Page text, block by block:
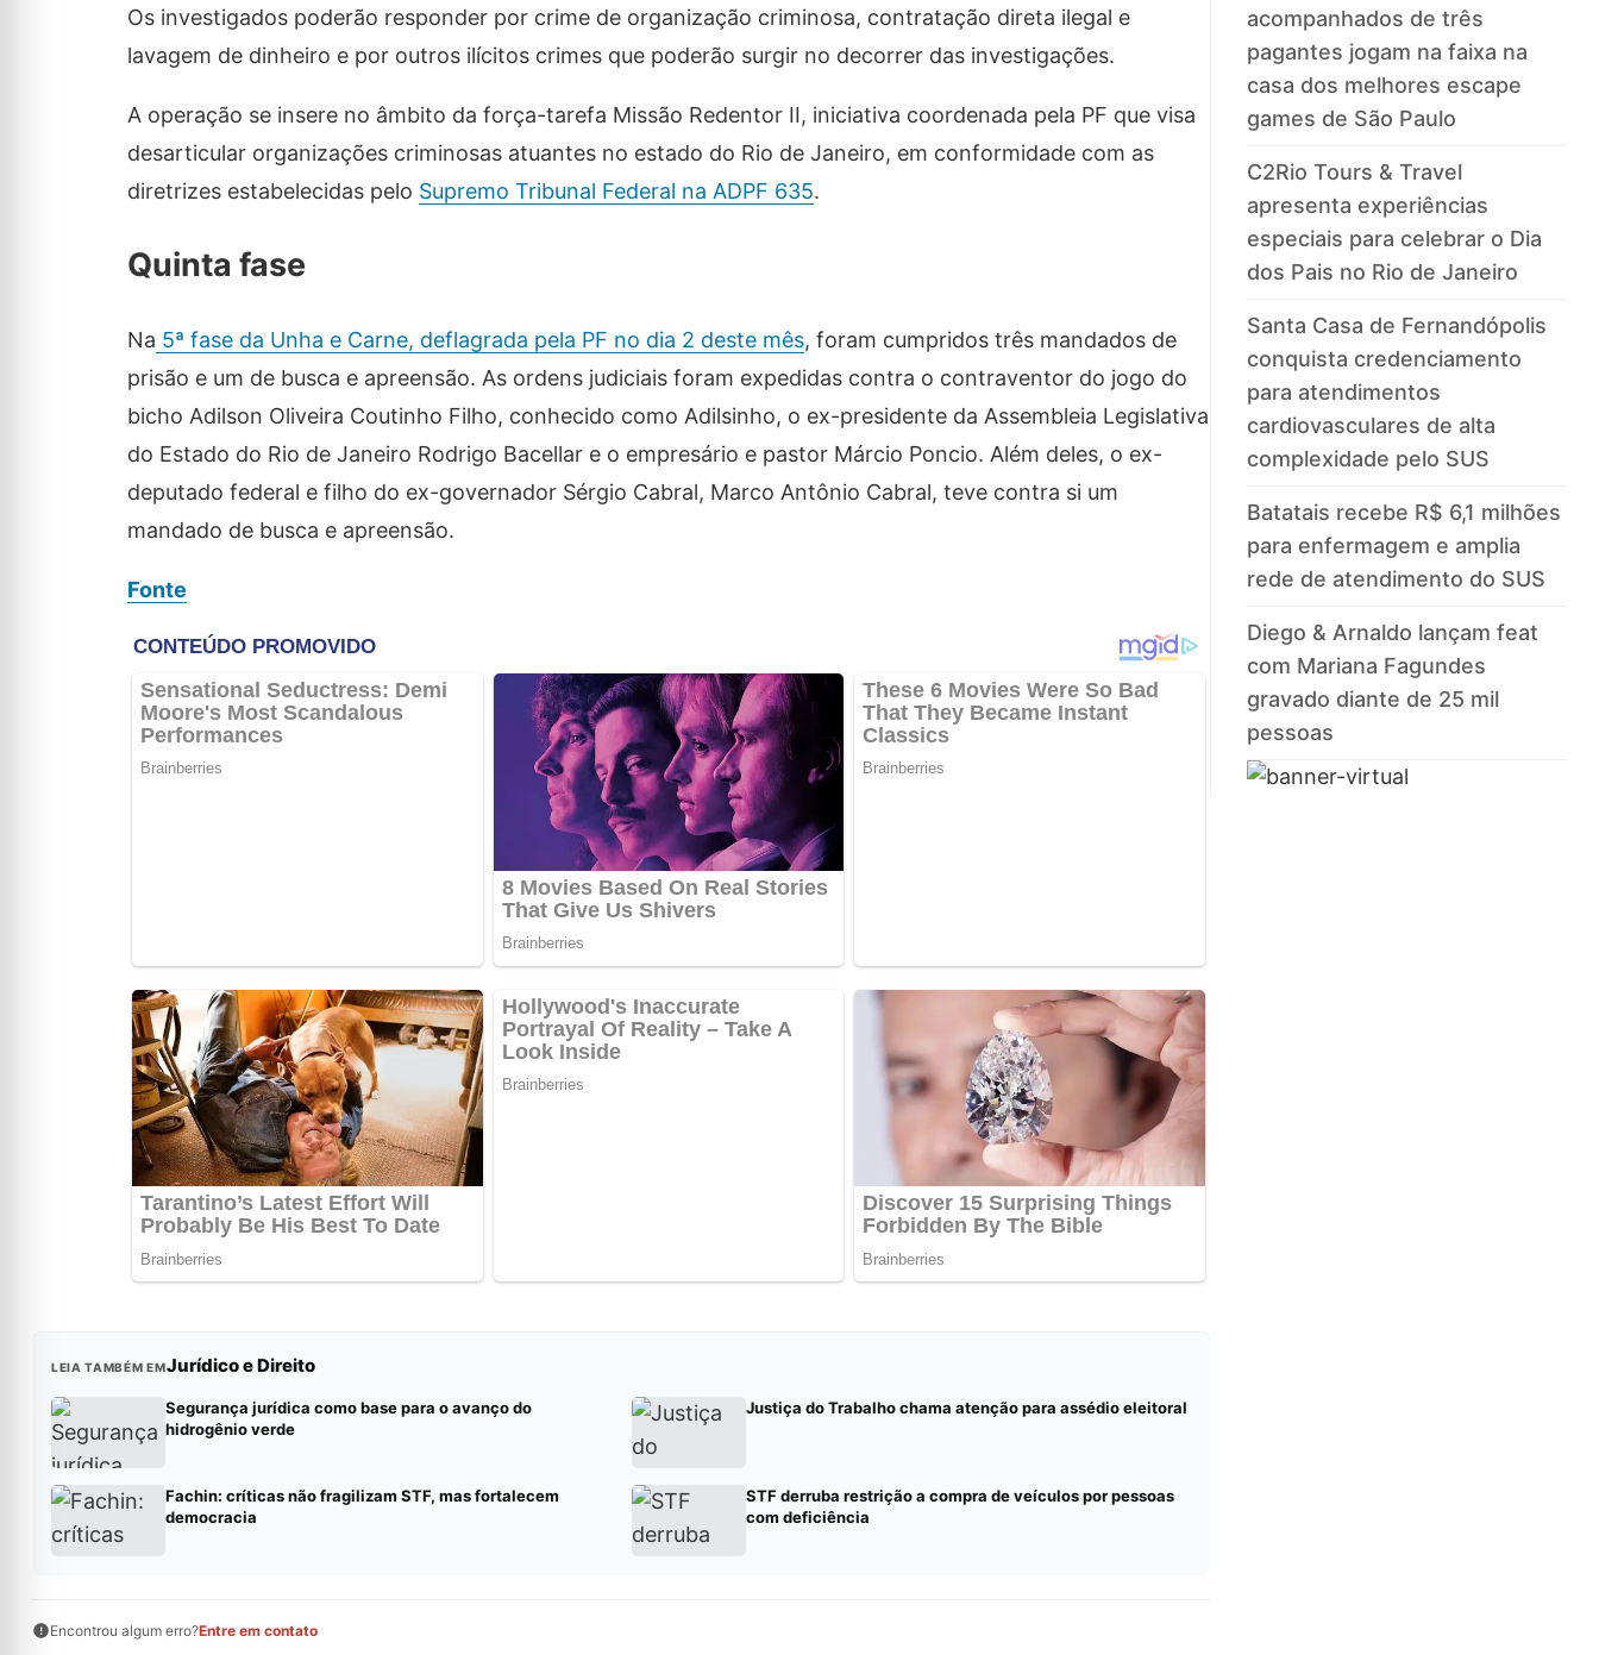
Os investigados poderão responder por crime de organização criminosa, contratação direta ilegal e
lavagem de dinheiro e por outros ilícitos crimes que poderão surgir no decorrer das investigações.
A operação se insere no âmbito da força-tarefa Missão Redentor II, iniciativa coordenada pela PF que visa
desarticular organizações criminosas atuantes no estado do Rio de Janeiro, em conformidade com as
diretrizes estabelecidas pelo Supremo Tribunal Federal na ADPF 635.
Quinta fase
Na 5ª fase da Unha e Carne, deflagrada pela PF no dia 2 deste mês, foram cumpridos três mandados de
prisão e um de busca e apreensão. As ordens judiciais foram expedidas contra o contraventor do jogo do
bicho Adilson Oliveira Coutinho Filho, conhecido como Adilsinho, o ex-presidente da Assembleia Legislativa
do Estado do Rio de Janeiro Rodrigo Bacellar e o empresário e pastor Márcio Poncio. Além deles, o ex-
deputado federal e filho do ex-governador Sérgio Cabral, Marco Antônio Cabral, teve contra si um
mandado de busca e apreensão.
Fonte
LEIA TAMBÉM EMJurídico e Direito
Segurança jurídica como base para o avanço do
hidrogênio verde
Justiça do Trabalho chama atenção para assédio eleitoral
Fachin: críticas não fragilizam STF, mas fortalecem
democracia
STF derruba restrição a compra de veículos por pessoas
com deficiência
Encontrou algum erro?Entre em contato
acompanhados de três
pagantes jogam na faixa na
casa dos melhores escape
games de São Paulo
C2Rio Tours & Travel
apresenta experiências
especiais para celebrar o Dia
dos Pais no Rio de Janeiro
Santa Casa de Fernandópolis
conquista credenciamento
para atendimentos
cardiovasculares de alta
complexidade pelo SUS
Batatais recebe R$ 6,1 milhões
para enfermagem e amplia
rede de atendimento do SUS
Diego & Arnaldo lançam feat
com Mariana Fagundes
gravado diante de 25 mil
pessoas